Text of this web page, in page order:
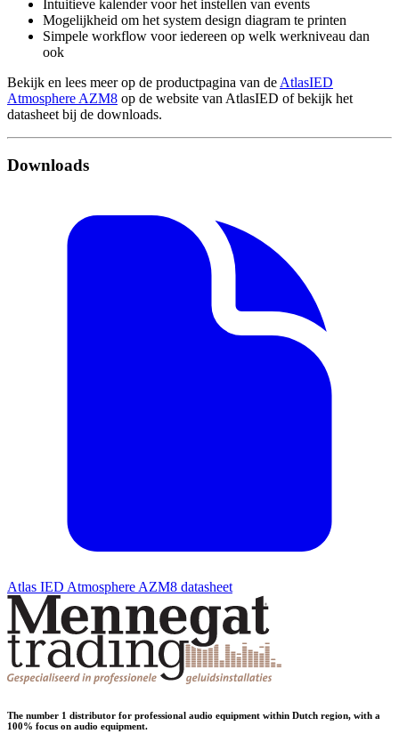
Intuitieve kalender voor het instellen van events
Mogelijkheid om het system design diagram te printen
Simpele workflow voor iedereen op welk werkniveau dan
ook
Bekijk en lees meer op de productpagina van de AtlasIED
Atmosphere AZM8 op de website van AtlasIED of bekijk het
datasheet bij de downloads.
Downloads
Atlas IED Atmosphere AZM8 datasheet
The number 1 distributor for professional audio equipment within Dutch region, with a
100% focus on audio equipment.